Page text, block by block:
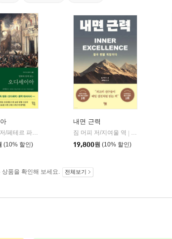
호메로스 저/페테르 파울 루벤스 그림/박문재 역 | 현대지성
(10% 할인)
내면 근력
짐 머피 저/지여울 역
윌북(willbook)
19,800원 (10% 할인)
품을 확인해 보세요. 전체보기